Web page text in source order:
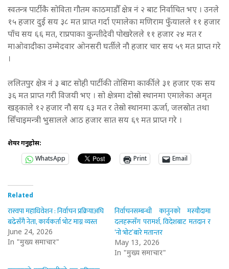
स्वतन्त्र पार्टीकै सोविता गौतम काठमाडौँ क्षेत्र नं २ बाट निर्वाचित भए । उनले
१५ हजार दुई सय ३८ मत प्राप्त गर्दा एमालेका मणिराम फुँयालले ११ हजार
पाँच सय ६६ मत, राप्रपाका कुन्तीदेवी पोखरेलले ११ हजार २४ मत र
माओवादीका उम्मेदवार ओनसरी घर्तीले नौ हजार चार सय ५९ मत प्राप्त गरे
।
ललितपुर क्षेत्र नं ३ बाट सोही पार्टीकी तोसिमा कार्कीले ३१ हजार एक सय
३६ मत प्राप्त गरी विजयी भए । सो क्षेत्रमा दोस्रो स्थानमा एमालेका अमृत
खड्काले १२ हजार नौ सय ६३ मत र तेस्रो स्थानमा ऊर्जा, जलस्रोत तथा
सिँचाइमन्त्री भुसालले आठ हजार सात सय ६९ मत प्राप्त गरे ।
शेयर गर्नुहोस:
WhatsApp
Print Email
Related
रास्वपा महाधिवेशन : निर्वाचन प्रक्रियाअघि
बढेसँगै नेता, कार्यकर्ता भोट माग्न व्यस्त
June 24, 2026
In "मुख्य समाचार"
निर्वाचनसम्बन्धी कानुनको मस्यौदामा
दलहरूसँग परामर्श, विदेशबाट मतदान र
‘नो भोट’बारे मतान्तर
May 13, 2026
In "मुख्य समाचार"